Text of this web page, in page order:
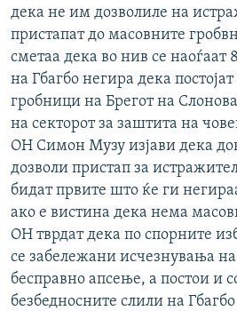
СЛЕДЕТЕ НЕ
РСЕ веб страници
дека не им дозволиле на
пристапат до масовните
сметаа дека во нив се наоѓаат
на Гбагбо негира дека
гробници на Брегот на
на секторот за заштита на
ОН Симон Музу изјави дека
дозволи пристап за
бидат првите што ќе ги
ако е вистина дека нема
ОН тврдат дека по спорните
се забележани исчезнувања
бесправно апсење, а постои и
безбедносните слили на